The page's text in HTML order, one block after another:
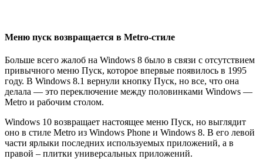
Меню пуск возвращается в Metro-стиле
Больше всего жалоб на Windows 8 было в связи с отсутствием
привычного меню Пуск, которое впервые появилось в 1995
году. В Windows 8.1 вернули кнопку Пуск, но все, что она
делала — это переключение между половинками Windows —
Metro и рабочим столом.
Windows 10 возвращает настоящее меню Пуск, но выглядит
оно в стиле Metro из Windows Phone и Windows 8. В его левой
части ярлыки последних используемых приложений, а в
правой – плитки универсальных приложений.